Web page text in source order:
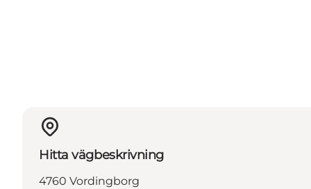
Hitta vägbeskrivning
4760 Vordingborg